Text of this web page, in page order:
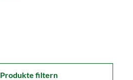
Produkte filtern